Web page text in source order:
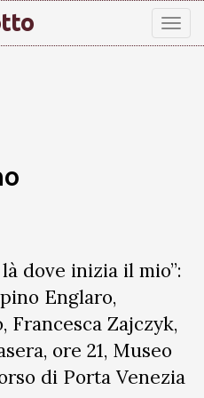
dove inizia il mio”:
Englaro,
Francesca Zajczyk,
ore 21, Museo
di Porta Venezia